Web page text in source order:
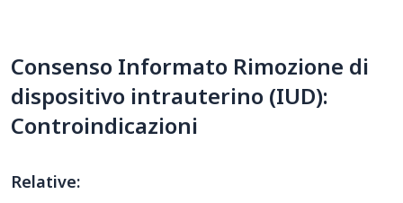
Consenso Informato Rimozione di
dispositivo intrauterino (IUD):
Controindicazioni
Relative: